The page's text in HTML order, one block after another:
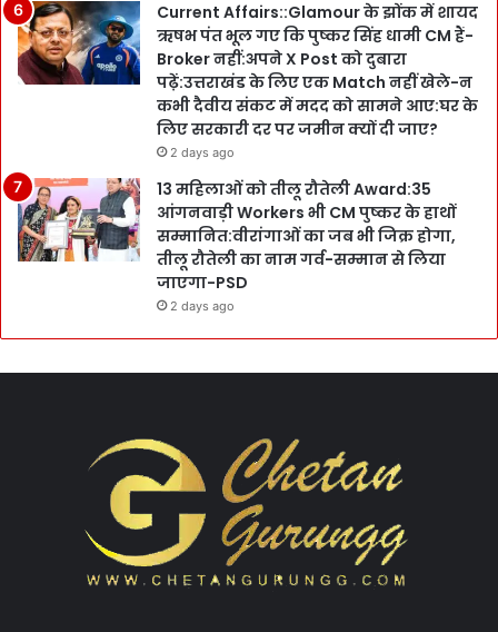
Current Affairs::Glamour के झोंक में शायद
ऋषभ पंत भूल गए कि पुष्कर सिंह धामी CM हैं-
Broker नहीं:अपने X Post को दुबारा
पढ़ें:उत्तराखंड के लिए एक Match नहीं खेले-न
कभी दैवीय संकट में मदद को सामने आए:घर के
लिए सरकारी दर पर जमीन क्यों दी जाए?
2 days ago
13 महिलाओं को तीलू रौतेली Award:35
आंगनवाड़ी Workers भी CM पुष्कर के हाथों
सम्मानित:वीरांगाओं का जब भी जिक्र होगा,
तीलू रौतेली का नाम गर्व-सम्मान से लिया
जाएगा-PSD
2 days ago